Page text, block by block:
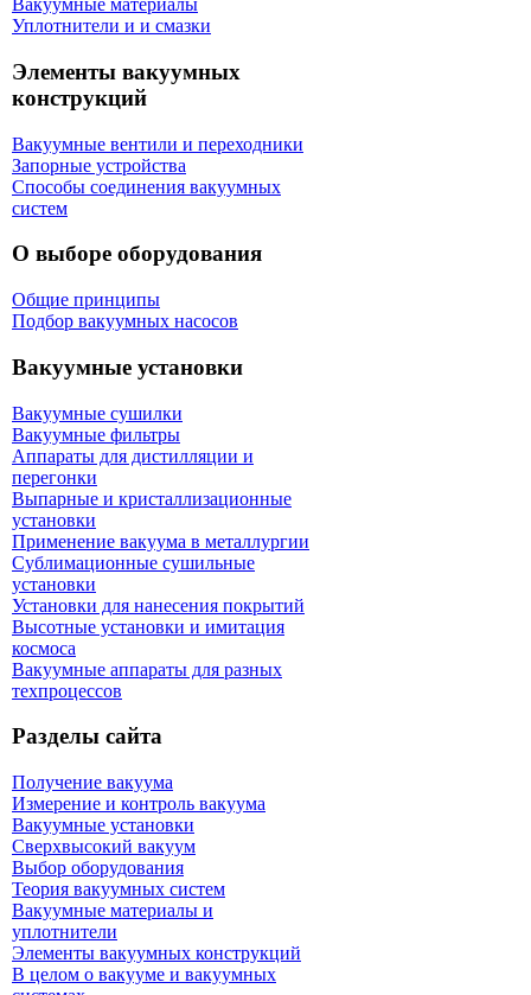
Вакуумные материалы
Уплотнители и и смазки
Элементы вакуумных
конструкций
Вакуумные вентили и переходники
Запорные устройства
Способы соединения вакуумных
систем
О выборе оборудования
Общие принципы
Подбор вакуумных насосов
Вакуумные установки
Вакуумные сушилки
Вакуумные фильтры
Аппараты для дистилляции и
перегонки
Выпарные и кристаллизационные
установки
Применение вакуума в металлургии
Сублимационные сушильные
установки
Установки для нанесения покрытий
Высотные установки и имитация
космоса
Вакуумные аппараты для разных
техпроцессов
Разделы сайта
Получение вакуума
Измерение и контроль вакуума
Вакуумные установки
Сверхвысокий вакуум
Выбор оборудования
Теория вакуумных систем
Вакуумные материалы и
уплотнители
Элементы вакуумных конструкций
В целом о вакууме и вакуумных